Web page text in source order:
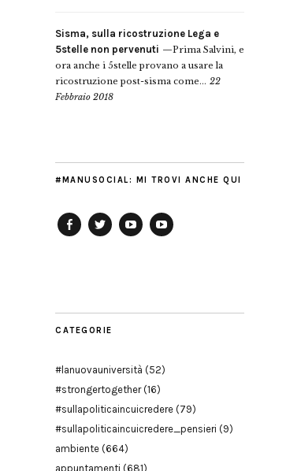
Sisma, sulla ricostruzione Lega e
5stelle non pervenuti
Prima Salvini, e
ora anche i 5stelle provano a usare la
ricostruzione post-sisma come... 22
Febbraio 2018
#MANUSOCIAL: MI TROVI ANCHE QUI
CATEGORIE
#lanuovauniversità (52)
#strongertogether(16)
#sullapoliticaincuicredere (79)
#sullapoliticaincuicredere_pensieri (9)
ambiente (664)
appuntamenti (681)